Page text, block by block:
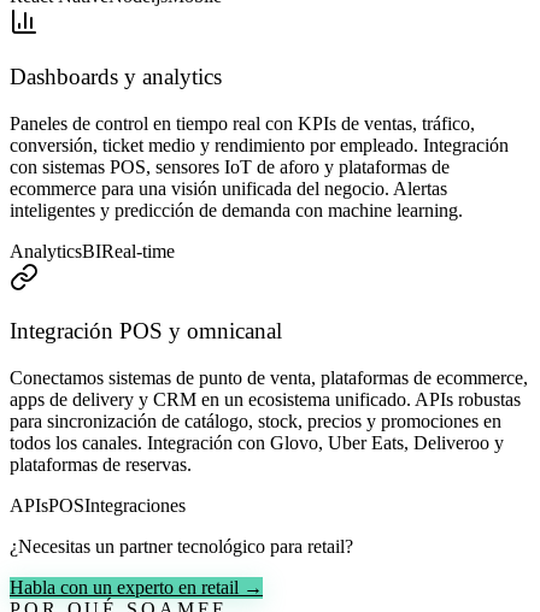
Dashboards y analytics
Paneles de control en tiempo real con KPIs de ventas, tráfico,
conversión, ticket medio y rendimiento por empleado. Integración
con sistemas POS, sensores IoT de aforo y plataformas de
ecommerce para una visión unificada del negocio. Alertas
inteligentes y predicción de demanda con machine learning.
AnalyticsBIReal-time
Integración POS y omnicanal
Conectamos sistemas de punto de venta, plataformas de ecommerce,
apps de delivery y CRM en un ecosistema unificado. APIs robustas
para sincronización de catálogo, stock, precios y promociones en
todos los canales. Integración con Glovo, Uber Eats, Deliveroo y
plataformas de reservas.
APIsPOSIntegraciones
¿Necesitas un partner tecnológico para retail?
Habla con un experto en retail →